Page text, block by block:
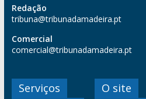
Redação
tribuna@tribunadamadeira.pt
Comercial
comercial@tribunadamadeira.pt
Serviços O site